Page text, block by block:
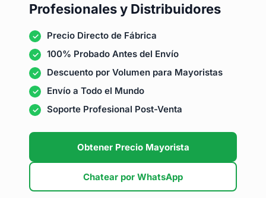
Profesionales y Distribuidores
Precio Directo de Fábrica
100% Probado Antes del Envío
Descuento por Volumen para Mayoristas
Envío a Todo el Mundo
Soporte Profesional Post-Venta
Obtener Precio Mayorista
Chatear por WhatsApp